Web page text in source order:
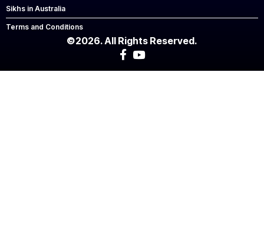
Sikhs in Australia
Terms and Conditions
©2026. All Rights Reserved.